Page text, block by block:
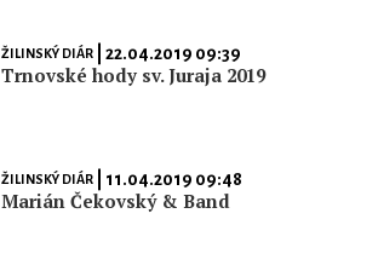
ŽILINSKÝ DIÁR| 22.04.2019 09:39
Trnovské hody sv. Juraja 2019
ŽILINSKÝ DIÁR| 11.04.2019 09:48
Marián Čekovský & Band